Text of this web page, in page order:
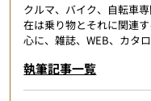
クルマ、バイク、自転車
在は乗り物とそれに関連
心に、雑誌、WEB、カタ
執筆記事一覧